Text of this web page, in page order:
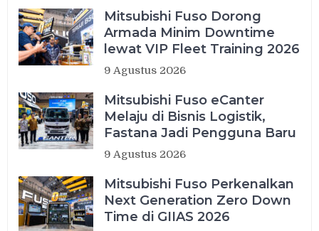
Mitsubishi Fuso Dorong
Armada Minim Downtime
lewat VIP Fleet Training 2026
9 Agustus 2026
Mitsubishi Fuso eCanter
Melaju di Bisnis Logistik,
Fastana Jadi Pengguna Baru
9 Agustus 2026
Mitsubishi Fuso Perkenalkan
Next Generation Zero Down
Time di GIIAS 2026